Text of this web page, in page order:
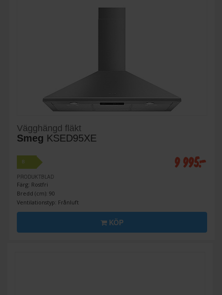
Vägghängd fläkt
Smeg KSED95XE
B
PRODUKTBLAD
Färg: Rostfri
Bredd (cm): 90
Ventilationstyp: Frånluft
9 995:-
KÖP